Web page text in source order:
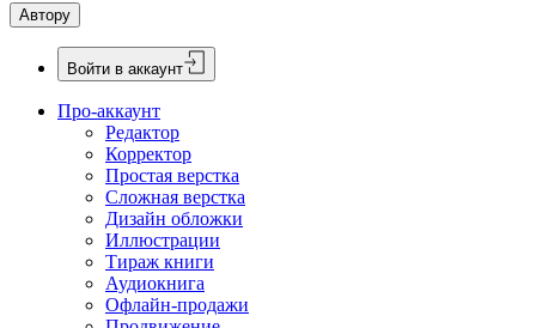
Автору
Войти в аккаунт
Про-аккаунт
Редактор
Корректор
Простая верстка
Сложная верстка
Дизайн обложки
Иллюстрации
Тираж книги
Аудиокнига
Офлайн-продажи